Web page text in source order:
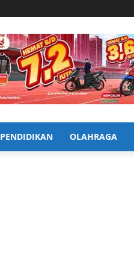
PENDIDIKAN OLAHRAGA